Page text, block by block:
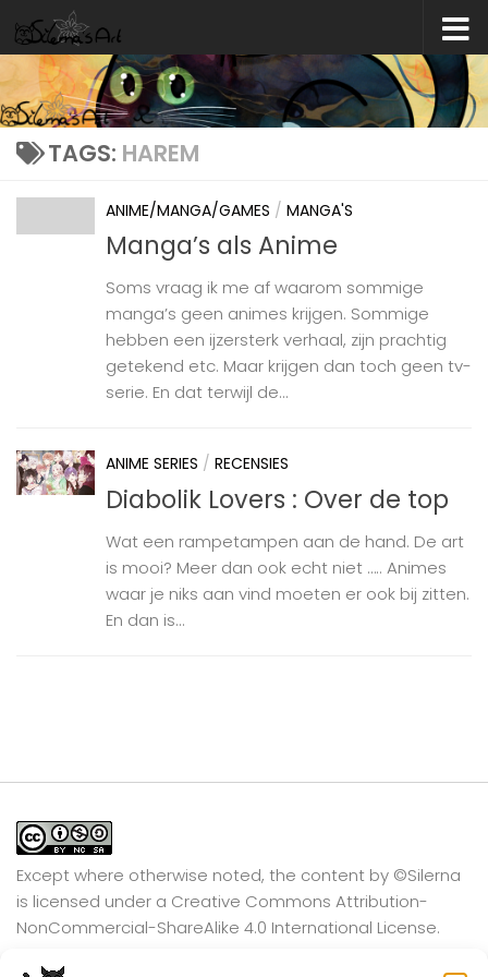
Skip to content
TAGS: HAREM
ANIME/MANGA/GAMES / MANGA'S
Manga’s als Anime
Soms vraag ik me af waarom sommige
manga’s geen animes krijgen. Sommige
hebben een ijzersterk verhaal, zijn prachtig
getekend etc. Maar krijgen dan toch geen tv-
serie. En dat terwijl de...
ANIME SERIES / RECENSIES
Diabolik Lovers : Over de top
Wat een rampetampen aan de hand. De art
is mooi? Meer dan ook echt niet ….. Animes
waar je niks aan vind moeten er ook bij zitten.
En dan is...
Except where otherwise noted, the content by ©Silerna
is licensed under a Creative Commons Attribution-
NonCommercial-ShareAlike 4.0 International License.